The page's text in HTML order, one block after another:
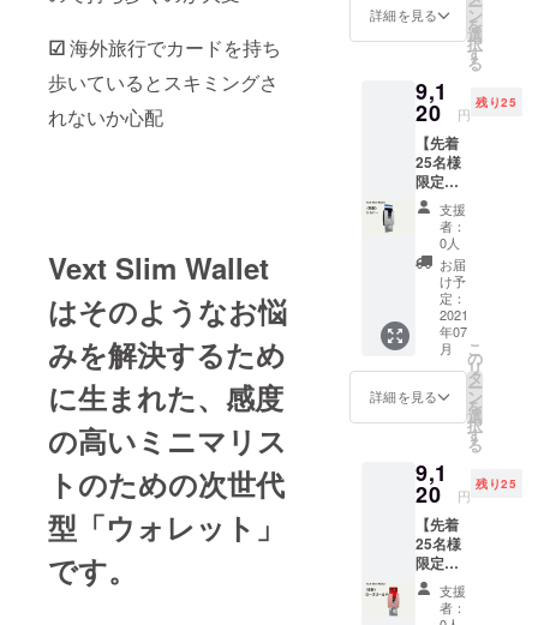
☑海外旅行でカードを持ち
歩いているとスキミングさ
れないか心配
Vext Slim Wallet
はそのようなお悩
みを解決するため
に生まれた、感度
の高いミニマリス
トのための次世代
型「ウォレット」
です。
より下
ます。
※使用感
による
返品に
など、
支援者
様都合
による
返品は
お受け
できま
せんこ
と、予
めご了
承願い
造工程
荷時期
が遅れ
る場合
があり
ます。
※皆様の
応援購
入によ
り量産
効率が
向上し
た場
合、正
規販売
価格が
販売予
定価格
ござい
ます。
※使用感
による
返品に
など、
支援者
様都合
リター
ン内容
＞ Vext
Wallet
1個
カ
ラー：
ブラッ
ク ※本
体税
込、送
料込み
※ご注文
状況、
使用部
材の供
給状
況、製
造工程
上の都
が遅れ
る場合
があり
ます。
※皆様の
応援購
入によ
り量産
詳細を見る ー
ン
を
選
択
す
る
9,1
20 円
残り25
【先着
25名様
限定】
早割
Vext
Slim
Wallet
［一般
販売予
定価
格
12,000
円］ ＜
リター
ン内容
＞ Vext
Wallet
1個
カ
ラー：
シル
バー ※
本体税
込、送
支援
者：
0人
お届
け予
定：
2021
年07
月
詳細を見る
こ
の
リ
タ
ー
ン
を
選
択
す
る
9,1
20 円
残り25
【先着
25名様
限定】
早割
Vext
Slim
支援
者：